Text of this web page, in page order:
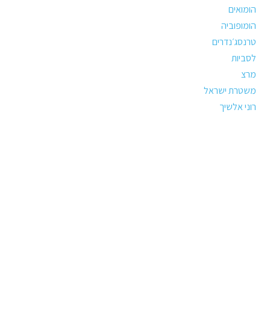
הומואים
הומופוביה
טרנסג׳נדרים
לסביות
מרצ
משטרת ישראל
רוני אלשיך